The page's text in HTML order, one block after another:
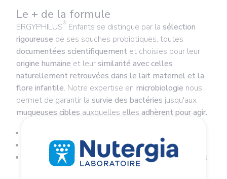
Le + de la formule
ERGYPHILUS® Enfants se distingue par la sélection
rigoureuse de ses souches probiotiques, toutes
documentées scientifiquement et choisies pour leur
origine humaine et leursimilarité avec celles
naturellement retrouvées dans le lait maternel et la
flore infantile. Notre expertise en microbiologie nous
permet de garantir la survie des bactéries jusqu'aux
muqueuses cibles auxquelles elles adhèrent pour agir.
Synergie inspirée de la Nutrition Cellulaire Active
Souches d'origine humaine, naturellement présentes
dans le lait maternel